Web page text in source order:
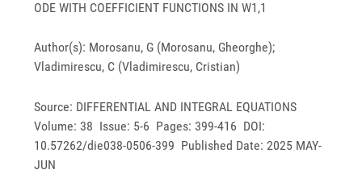
ODE WITH COEFFICIENT FUNCTIONS IN W1,1
Author(s): Morosanu, G (Morosanu, Gheorghe);
Vladimirescu, C (Vladimirescu, Cristian)
Source: DIFFERENTIAL AND INTEGRAL EQUATIONS
Volume: 38 Issue: 5-6 Pages: 399-416 DOI:
10.57262/die038-0506-399 Published Date: 2025 MAY-
JUN